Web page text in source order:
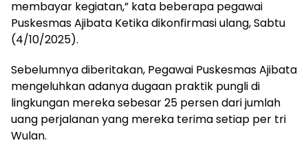
membayar kegiatan,” kata beberapa pegawai
Puskesmas Ajibata Ketika dikonfirmasi ulang, Sabtu
(4/10/2025).
Sebelumnya diberitakan, Pegawai Puskesmas Ajibata
mengeluhkan adanya dugaan praktik pungli di
lingkungan mereka sebesar 25 persen dari jumlah
uang perjalanan yang mereka terima setiap per tri
Wulan.